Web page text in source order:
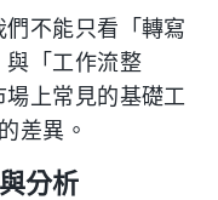
不能只看「轉寫
與「工作流整
上常見的基礎工
差異。
分析